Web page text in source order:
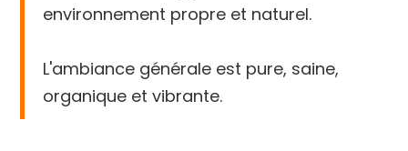
environnement propre et naturel.
L'ambiance générale est pure, saine,
organique et vibrante.